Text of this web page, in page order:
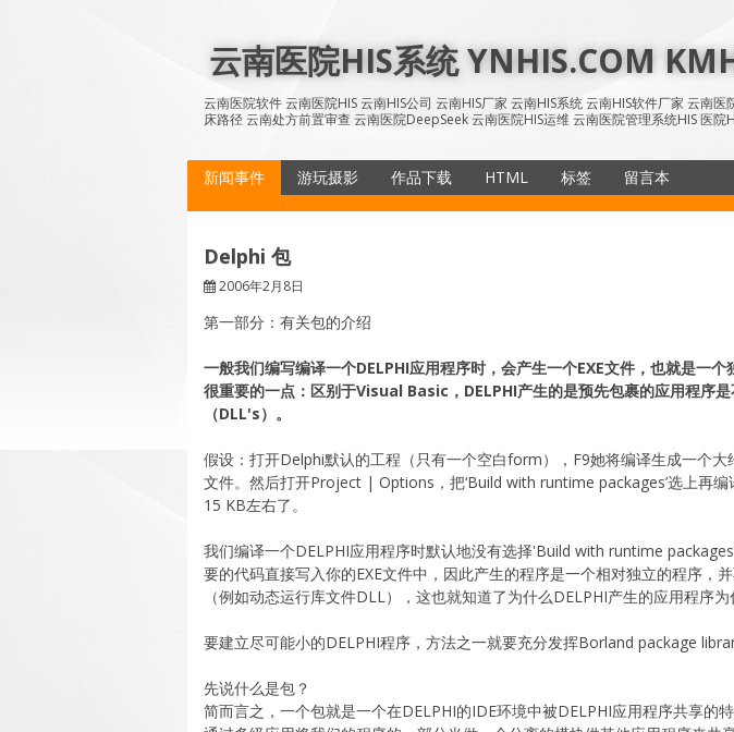
content
云南医院HIS系统 YNHIS.COM
云南医院软件 云南医院HIS 云南HIS公司 云南HIS厂家 云南HIS系统 云南HIS软件厂家 云南
床路径 云南处方前置审查 云南医院DeepSeek 云南医院HIS运维 云南医院管理系统HIS 医院
新闻事件 游玩摄影 作品下载
HTML
SiteMap
标签 留言本
Delphi 包
2006年2月8日
第一部分：有关包的介绍
一般我们编写编译一个DELPHI应用程序时，会产生一个EXE文件，也就是一个
很重要的一点：区别于Visual Basic，DELPHI产生的是预先包裹的应用程序
（DLL's）。
假设：打开Delphi默认的工程（只有一个空白form），F9她将编译生成一个
文件。然后打开Project | Options，把‘Build with runtime packages’选上再编
15 KB左右了。
我们编译一个DELPHI应用程序时默认地没有选择'Build with runtime
要的代码直接写入你的EXE文件中，因此产生的程序是一个相对独立的程序，
（例如动态运行库文件DLL），这也就知道了为什么DELPHI产生的应用程序为
要建立尽可能小的DELPHI程序，方法之一就要充分发挥Borland package
先说什么是包？
简而言之，一个包就是一个在DELPHI的IDE环境中被DELPHI应用程序共享的